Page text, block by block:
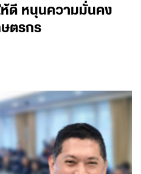
ดี หนุนความมั่นคง
ษตรกร